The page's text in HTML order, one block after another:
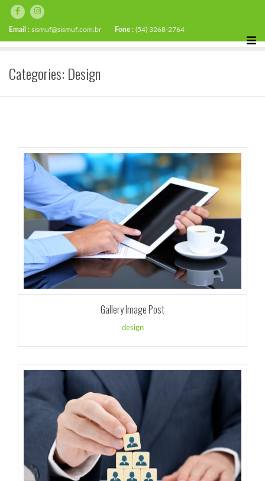
Email : sismuf@sismuf.com.br Fone : (54) 3268-2764
Categories: Design
Gallery Image Post
design